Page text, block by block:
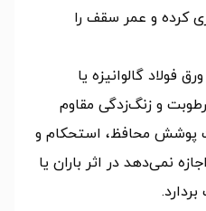
کرده و عمر سقف را
فولاد گالوانیزه یا
و زنگ‌زدگی مقاوم
محافظ، استحکام و
نمی‌دهد در اثر باران یا